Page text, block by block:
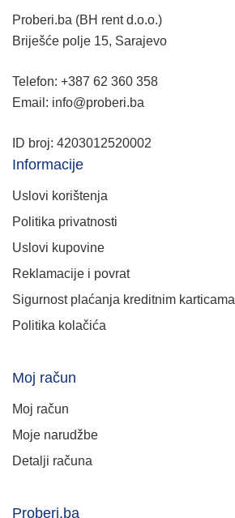
Proberi.ba (BH rent d.o.o.)
Briješće polje 15, Sarajevo
Telefon: +387 62 360 358
Email: info@proberi.ba
ID broj: 4203012520002
Informacije
Uslovi korištenja
Politika privatnosti
Uslovi kupovine
Reklamacije i povrat
Sigurnost plaćanja kreditnim karticama
Politika kolačića
Moj račun
Moj račun
Moje narudžbe
Detalji računa
Proberi.ba